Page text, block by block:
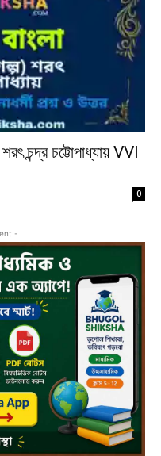
চন্দ্র চট্টোপাধ্যায় VVI
0
-